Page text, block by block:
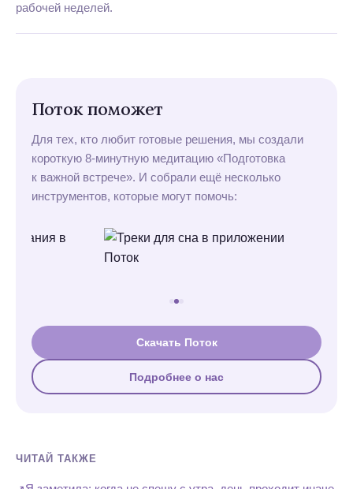
рабочей неделей.
Поток поможет
Для тех, кто любит готовые решения, мы создали
короткую 8-минутную медитацию «Подготовка
к важной встрече». И собрали ещё несколько
инструментов, которые могут помочь:
Скачать Поток
Подробнее о нас
ЧИТАЙ ТАКЖЕ